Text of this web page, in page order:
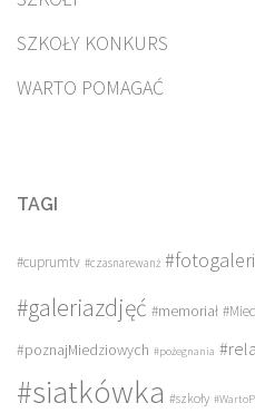
SZKOŁY KONKURS
WARTO POMAGAĆ
TAGI
#cuprumtv #czasnarewanż
#galeriazdjęć #memoriał
#poznajMiedziowych #pożegnania
#siatkówka #szkoły